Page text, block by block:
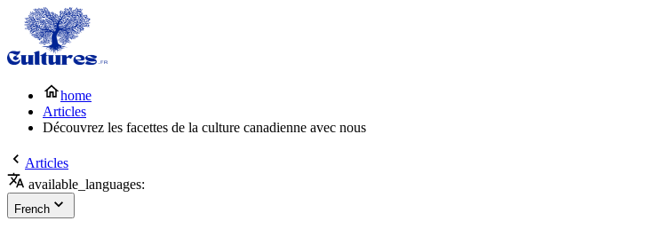
home
Articles
Découvrez les facettes de la culture canadienne avec nous
Articles
available_languages:
French